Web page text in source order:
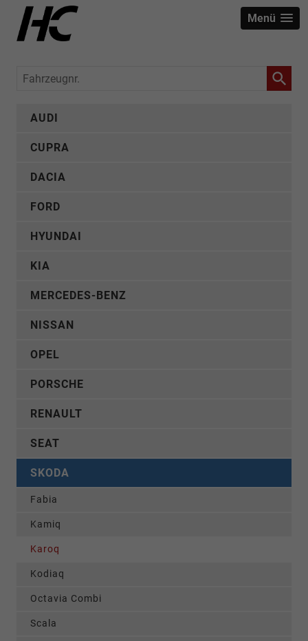
Menü
Fahrzeugnr.
AUDI
CUPRA
DACIA
FORD
HYUNDAI
KIA
MERCEDES-BENZ
NISSAN
OPEL
PORSCHE
RENAULT
SEAT
SKODA
Fabia
Kamiq
Karoq
Kodiaq
Octavia Combi
Scala